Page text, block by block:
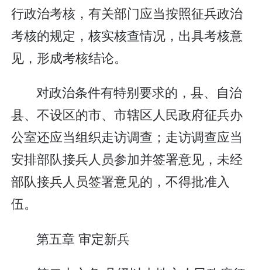
行政治考核，有关部门应当按照征兵政治
考核的规定，核实核查情况，出具考核意
见，形成考核结论。
对政治条件有特别要求的，县、自治
县、不设区的市、市辖区人民政府征兵办
公室还应当组织走访调查；走访调查应当
安排部队接兵人员参加并签署意见，未经
部队接兵人员签署意见的，不得批准入
伍。
第五章 审定新兵